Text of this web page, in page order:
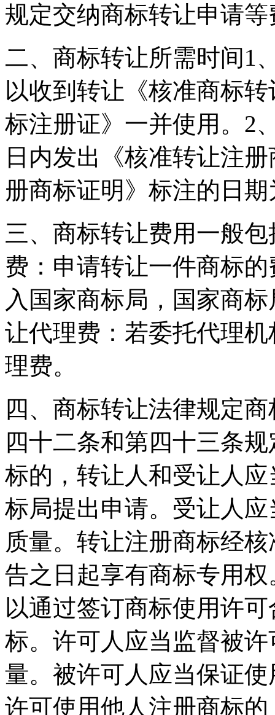
规定交纳商标转让申请等
二、商标转让所需时间1
以收到转让《核准商标
标注册证》一并使用。2
日内发出《核准转让注
册商标证明》标注的日
三、商标转让费用一般
费：申请转让一件商标
入国家商标局，国家商
让代理费：若委托代理
理费。
四、商标转让法律规定
四十二条和第四十三条
标的，转让人和受让人
标局提出申请。受让人
质量。转让注册商标经
告之日起享有商标专用
以通过签订商标使用许
标。许可人应当监督被
量。被许可人应当保证
许可使用他人注册商标